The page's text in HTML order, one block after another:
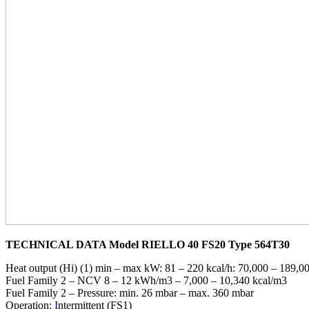
TECHNICAL DATA Model RIELLO 40 FS20 Type 564T30
Heat output (Hi) (1) min – max kW: 81 – 220 kcal/h: 70,000 –
Fuel Family 2 – NCV 8 – 12 kWh/m3 – 7,000 – 10,340 kcal/m3
Fuel Family 2 – Pressure: min. 26 mbar – max. 360 mbar
Operation: Intermittent (FS1)